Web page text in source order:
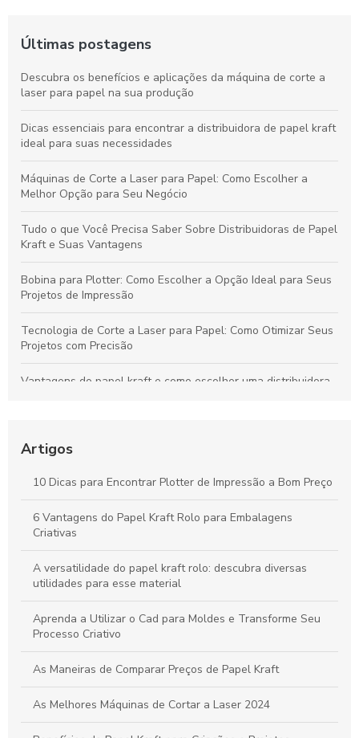
Últimas postagens
Descubra os benefícios e aplicações da máquina de corte a
laser para papel na sua produção
Dicas essenciais para encontrar a distribuidora de papel kraft
ideal para suas necessidades
Máquinas de Corte a Laser para Papel: Como Escolher a
Melhor Opção para Seu Negócio
Tudo o que Você Precisa Saber Sobre Distribuidoras de Papel
Kraft e Suas Vantagens
Bobina para Plotter: Como Escolher a Opção Ideal para Seus
Projetos de Impressão
Tecnologia de Corte a Laser para Papel: Como Otimizar Seus
Projetos com Precisão
Vantagens do papel kraft e como escolher uma distribuidora
Uso Otimizado
Máquinas de Corte a Laser: Como Otimizam a Precisão e a
Criatividade na Produção de Papel
Tudo sobre Papel Kraft: Guia Completo para Usos e
Transformações em Projetos Criativos
Artigos
10 Dicas para Encontrar Plotter de Impressão a Bom Preço
6 Vantagens do Papel Kraft Rolo para Embalagens
Criativas
A versatilidade do papel kraft rolo: descubra diversas
utilidades para esse material
Aprenda a Utilizar o Cad para Moldes e Transforme Seu
Processo Criativo
As Maneiras de Comparar Preços de Papel Kraft
As Melhores Máquinas de Cortar a Laser 2024